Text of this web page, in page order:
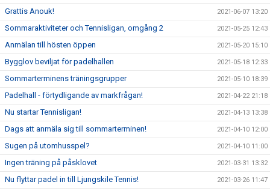
Grattis Anouk! 2021-06-07 13:20
Sommaraktiviteter och Tennisligan, omgång 2 2021-05-25 12:43
Anmälan till hösten öppen 2021-05-20 15:10
Bygglov beviljat för padelhallen 2021-05-18 12:33
Sommarterminens träningsgrupper 2021-05-10 18:39
Padelhall - förtydligande av markfrågan! 2021-04-22 21:18
Nu startar Tennisligan! 2021-04-13 13:38
Dags att anmäla sig till sommarterminen! 2021-04-10 12:00
Sugen på utomhusspel? 2021-04-10 11:00
Ingen träning på påsklovet 2021-03-31 13:32
Nu flyttar padel in till Ljungskile Tennis! 2021-03-26 11:47